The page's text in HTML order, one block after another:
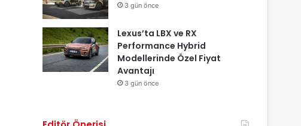
3 gün önce
Lexus’ta LBX ve RX
Performance Hybrid
Modellerinde Özel Fiyat
Avantajı
3 gün önce